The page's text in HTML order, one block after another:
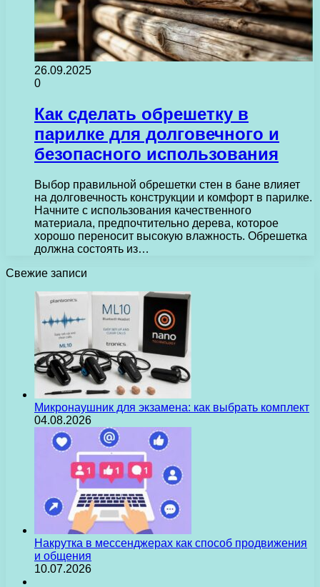
26.09.2025
0
Как сделать обрешетку в
парилке для долговечного и
безопасного использования
Выбор правильной обрешетки стен в бане влияет
на долговечность конструкции и комфорт в парилке.
Начните с использования качественного
материала, предпочтительно дерева, которое
хорошо переносит высокую влажность. Обрешетка
должна состоять из…
Свежие записи
Микронаушник для экзамена: как выбрать комплект
04.08.2026
Накрутка в мессенджерах как способ продвижения
и общения
10.07.2026